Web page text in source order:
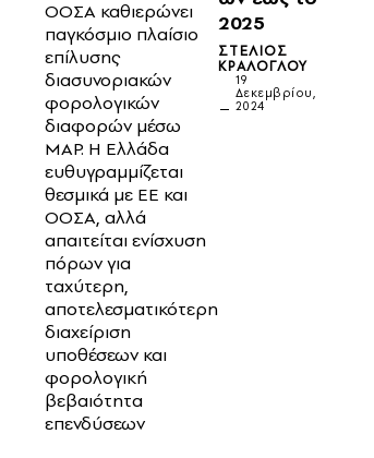
ΟΟΣΑ καθιερώνει
παγκόσμιο πλαίσιο
επίλυσης
διασυνοριακών
φορολογικών
διαφορών μέσω
MAP. Η Ελλάδα
ευθυγραμμίζεται
θεσμικά με ΕΕ και
ΟΟΣΑ, αλλά
απαιτείται ενίσχυση
πόρων για
ταχύτερη,
αποτελεσματικότερη
διαχείριση
υποθέσεων και
φορολογική
βεβαιότητα
επενδύσεων
2025
ΣΤΈΛΙΟΣ
ΚΡΆΛΟΓΛΟΥ
19
Δεκεμβρίου,
2024